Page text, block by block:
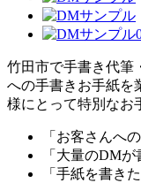
竹田市で手書き代筆
への手書きお手紙を
様にとって特別なお
「お客さんへ
「大量のDMが
「手紙を書き